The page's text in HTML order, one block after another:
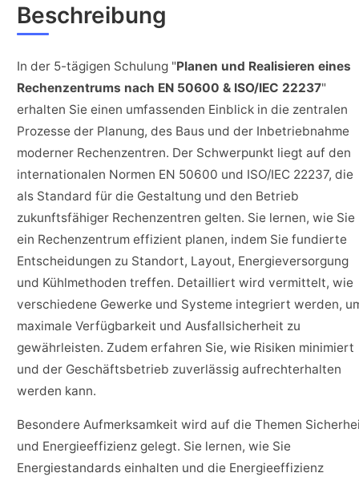
Beschreibung
In der 5-tägigen Schulung "Planen und Realisieren eines
Rechenzentrums nach EN 50600 & ISO/IEC 22237"
erhalten Sie einen umfassenden Einblick in die zentralen
Prozesse der Planung, des Baus und der Inbetriebnahme
moderner Rechenzentren. Der Schwerpunkt liegt auf den
internationalen Normen EN 50600 und ISO/IEC 22237, die
als Standard für die Gestaltung und den Betrieb
zukunftsfähiger Rechenzentren gelten. Sie lernen, wie Sie
ein Rechenzentrum effizient planen, indem Sie fundierte
Entscheidungen zu Standort, Layout, Energieversorgung
und Kühlmethoden treffen. Detailliert wird vermittelt, wie
verschiedene Gewerke und Systeme integriert werden,
maximale Verfügbarkeit und Ausfallsicherheit zu
gewährleisten. Zudem erfahren Sie, wie Risiken minimiert
und der Geschäftsbetrieb zuverlässig aufrechterhalten
werden kann.
Besondere Aufmerksamkeit wird auf die Themen
und Energieeffizienz gelegt. Sie lernen, wie Sie
Energiestandards einhalten und die Energieeffizienz